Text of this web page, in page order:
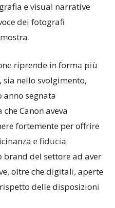
e visual narrative
dei fotografi
riprende in forma più
nello svolgimento,
segnata
Canon aveva
fortemente per offrire
e fiducia
del settore ad aver
oltre che digitali, aperte
delle disposizioni